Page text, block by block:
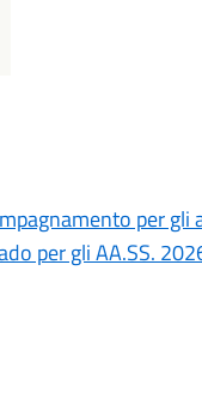
per gli
per gli AA.SS.